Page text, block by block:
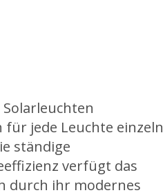
jede Leuchte einzeln
ständige
verfügt das
durch ihr modernes